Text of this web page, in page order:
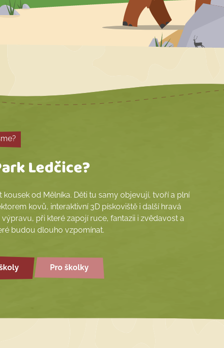
Ledčice?
od Mělníka. Děti tu samy objevují, tvoří a plní
kovů, interaktivní 3D pískoviště i další hravá
při které zapojí ruce, fantazii i zvědavost a
budou dlouho vzpomínat.
Pro školky